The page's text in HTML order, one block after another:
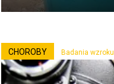
CHOROBY Badania wzroku